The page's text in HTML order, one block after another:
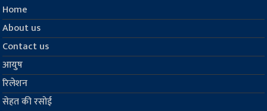
Home
About us
Contact us
आयुष
रिलेशन
सेहत की रसोई